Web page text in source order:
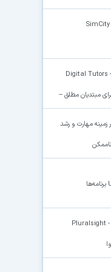
Digital Tutors
مبتدیان مطلق –
زمینه مهارت و رشد
Pluralsight